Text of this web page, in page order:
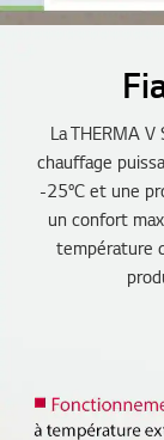
La THERMA
chauffage
-25°C et une
un confort
température